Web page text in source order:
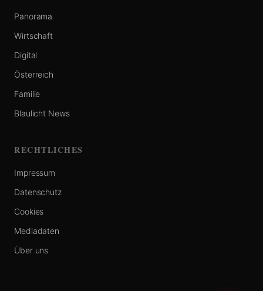
Panorama
Wirtschaft
Digital
Österreich
Familie
Blaulicht News
RECHTLICHES
Impressum
Datenschutz
Cookies
Mediadaten
Über uns